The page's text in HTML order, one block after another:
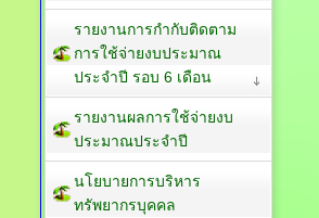
รายงานการกำกับติดตาม
การใช้จ่ายงบประมาณ
ประจำปี รอบ 6 เดือน
รายงานผลการใช้จ่ายงบ
ประมาณประจำปี
นโยบายการบริหาร
ทรัพยากรบุคคล